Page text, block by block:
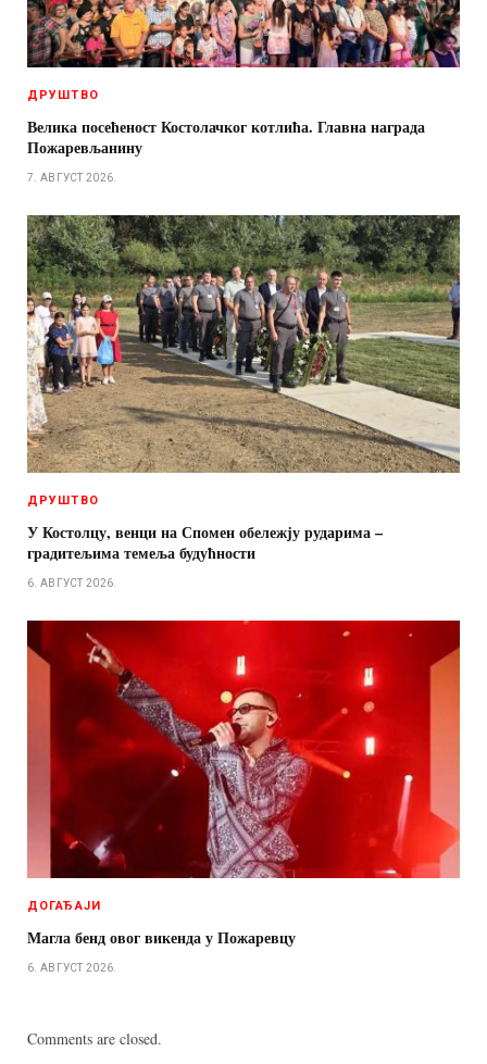
ДРУШТВО
Велика посећеност Костолачког котлића. Главна награда
Пожаревљанину
7. АВГУСТ 2026.
ДРУШТВО
У Костолцу, венци на Спомен обележју рударима –
градитељима темеља будућности
6. АВГУСТ 2026.
ДОГАЂАЈИ
Магла бенд овог викенда у Пожаревцу
6. АВГУСТ 2026.
Comments are closed.